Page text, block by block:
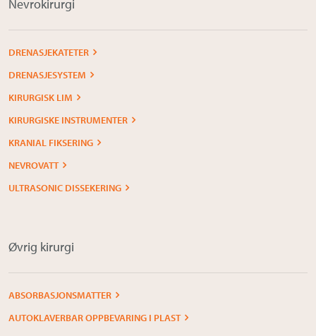
Nevrokirurgi
DRENASJEKATETER
DRENASJESYSTEM
KIRURGISK LIM
KIRURGISKE INSTRUMENTER
KRANIAL FIKSERING
NEVROVATT
ULTRASONIC DISSEKERING
Øvrig kirurgi
ABSORBASJONSMATTER
AUTOKLAVERBAR OPPBEVARING I PLAST